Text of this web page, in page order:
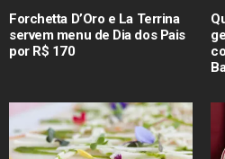
Forchetta D’Oro e La Terrina
servem menu de Dia dos Pais
por R$ 170